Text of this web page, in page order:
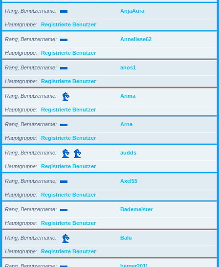
Rang, Benutzername AnjaAura
Hauptgruppe Registrierte Benutzer
Rang, Benutzername Anneliese62
Hauptgruppe Registrierte Benutzer
Rang, Benutzername anos1
Hauptgruppe Registrierte Benutzer
Rang, Benutzername Arima
Hauptgruppe Registrierte Benutzer
Rang, Benutzername Arne
Hauptgruppe Registrierte Benutzer
Rang, Benutzername audds
Hauptgruppe Registrierte Benutzer
Rang, Benutzername Axel55
Hauptgruppe Registrierte Benutzer
Rang, Benutzername Bademeister
Hauptgruppe Registrierte Benutzer
Rang, Benutzername Balu
Hauptgruppe Registrierte Benutzer